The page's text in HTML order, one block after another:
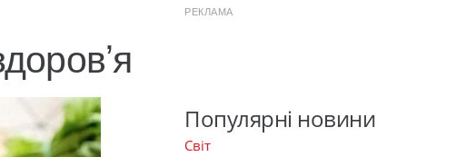
РЕКЛАМА
Популярні новини
Світ